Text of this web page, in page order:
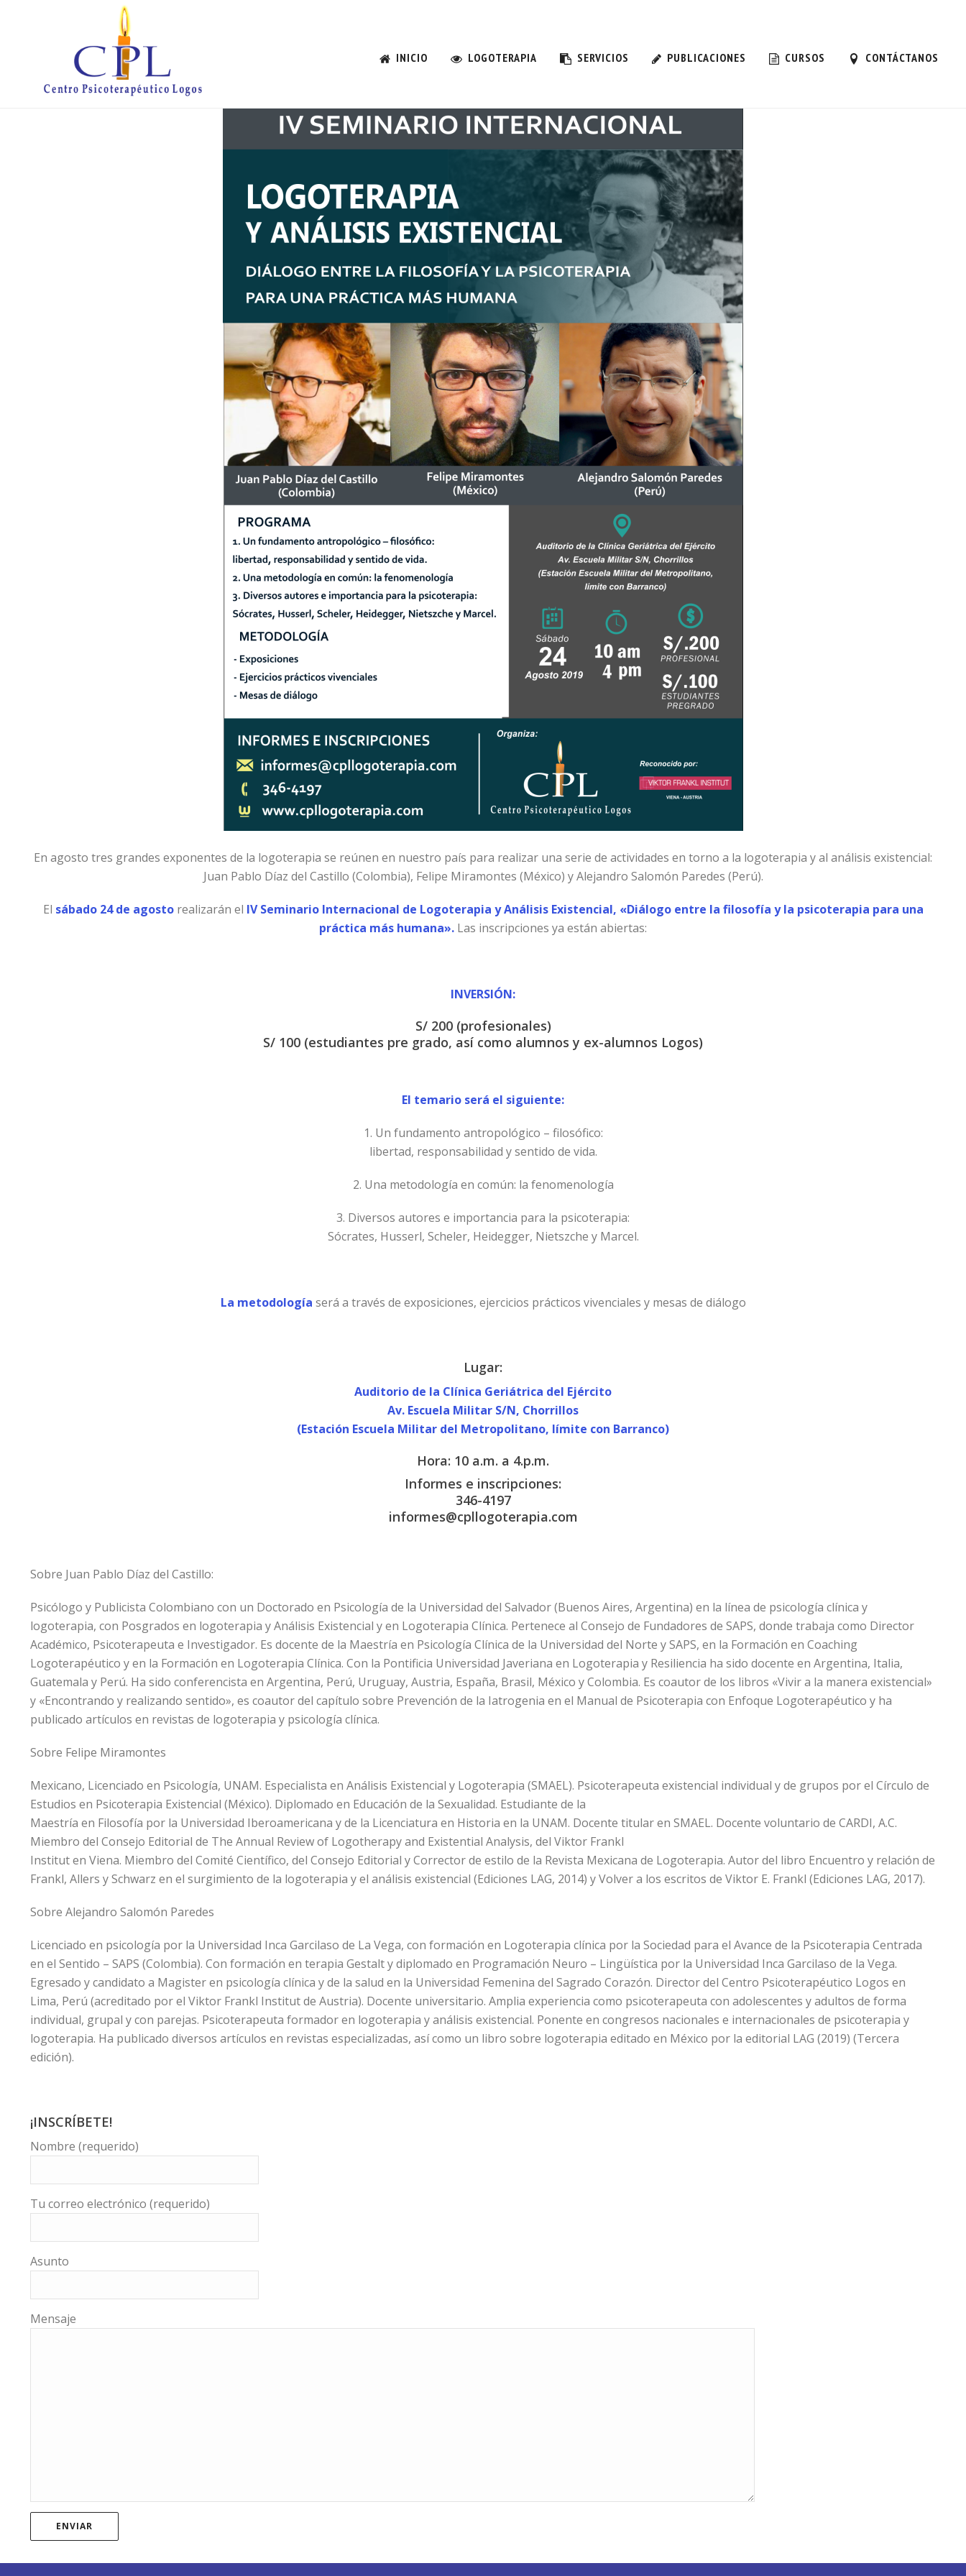
INICIO LOGOTERAPIA SERVICIOS PUBLICACIONES CURSOS CONTÁCTANOS
IV SEMINARIO INTERNACIONAL DE LOGOTERAPIA Y ANÁLISIS EXISTENCIAL: DIÁLOGO ENTRE LA FILOSOFÍA Y LA
PSICOTERAPIA PARA UNA PRÁCTICA MÁS HUMANA
En agosto tres grandes exponentes de la logoterapia se reúnen en nuestro país para realizar una serie de actividades en torno a la logoterapia y al análisis existencial:
Juan Pablo Díaz del Castillo (Colombia), Felipe Miramontes (México) y Alejandro Salomón Paredes (Perú).
El sábado 24 de agostorealizarán el IV Seminario Internacional de Logoterapia y Análisis Existencial, «Diálogo entre la filosofía y la psicoterapia para una
práctica más humana». Las inscripciones ya están abiertas:
INVERSIÓN:
S/ 200 (profesionales)
S/ 100 (estudiantes pre grado, así como alumnos y ex-alumnos Logos)
El temario será el siguiente:
1. Un fundamento antropológico – filosófico:
libertad, responsabilidad y sentido de vida.
2. Una metodología en común: la fenomenología
3. Diversos autores e importancia para la psicoterapia:
Sócrates, Husserl, Scheler, Heidegger, Nietszche y Marcel.
La metodología será a través de exposiciones, ejercicios prácticos vivenciales y mesas de diálogo
Lugar:
Auditorio de la Clínica Geriátrica del Ejército
Av. Escuela Militar S/N, Chorrillos
(Estación Escuela Militar del Metropolitano, límite con Barranco)
Hora: 10 a.m. a 4.p.m.
Informes e inscripciones:
346-4197
informes@cpllogoterapia.com
Sobre Juan Pablo Díaz del Castillo:
Psicólogo y Publicista Colombiano con un Doctorado en Psicología de la Universidad del Salvador (Buenos Aires, Argentina) en la línea de psicología clínica y
logoterapia, con Posgrados en logoterapia y Análisis Existencial y en Logoterapia Clínica. Pertenece al Consejo de Fundadores de SAPS, donde trabaja como Director
Académico, Psicoterapeuta e Investigador. Es docente de la Maestría en Psicología Clínica de la Universidad del Norte y SAPS, en la Formación en Coaching
Logoterapéutico y en la Formación en Logoterapia Clínica. Con la Pontificia Universidad Javeriana en Logoterapia y Resiliencia ha sido docente en Argentina, Italia,
Guatemala y Perú. Ha sido conferencista en Argentina, Perú, Uruguay, Austria, España, Brasil, México y Colombia. Es coautor de los libros «Vivir a la manera existencial»
y «Encontrando y realizando sentido», es coautor del capítulo sobre Prevención de la Iatrogenia en el Manual de Psicoterapia con Enfoque Logoterapéutico y ha
publicado artículos en revistas de logoterapia y psicología clínica.
Sobre Felipe Miramontes
Mexicano, Licenciado en Psicología, UNAM. Especialista en Análisis Existencial y Logoterapia (SMAEL). Psicoterapeuta existencial individual y de grupos por el Círculo de
Estudios en Psicoterapia Existencial (México). Diplomado en Educación de la Sexualidad. Estudiante de la
Maestría en Filosofía por la Universidad Iberoamericana y de la Licenciatura en Historia en la UNAM. Docente titular en SMAEL. Docente voluntario de CARDI, A.C.
Miembro del Consejo Editorial de The Annual Review of Logotherapy and Existential Analysis, del Viktor Frankl
Institut en Viena. Miembro del Comité Científico, del Consejo Editorial y Corrector de estilo de la Revista Mexicana de Logoterapia. Autor del libro Encuentro y relación de
Frankl, Allers y Schwarz en el surgimiento de la logoterapia y el análisis existencial (Ediciones LAG, 2014) y Volver a los escritos de Viktor E. Frankl (Ediciones LAG, 2017).
Sobre Alejandro Salomón Paredes
Licenciado en psicología por la Universidad Inca Garcilaso de La Vega, con formación en Logoterapia clínica por la Sociedad para el Avance de la Psicoterapia Centrada
en el Sentido – SAPS (Colombia). Con formación en terapia Gestalt y diplomado en Programación Neuro – Lingüística por la Universidad Inca Garcilaso de la Vega.
Egresado y candidato a Magister en psicología clínica y de la salud en la Universidad Femenina del Sagrado Corazón. Director del Centro Psicoterapéutico Logos en
Lima, Perú (acreditado por el Viktor Frankl Institut de Austria). Docente universitario. Amplia experiencia como psicoterapeuta con adolescentes y adultos de forma
individual, grupal y con parejas. Psicoterapeuta formador en logoterapia y análisis existencial. Ponente en congresos nacionales e internacionales de psicoterapia y
logoterapia. Ha publicado diversos artículos en revistas especializadas, así como un libro sobre logoterapia editado en México por la editorial LAG (2019) (Tercera
edición).
¡INSCRÍBETE!
Nombre (requerido)
Tu correo electrónico (requerido)
Asunto
Mensaje